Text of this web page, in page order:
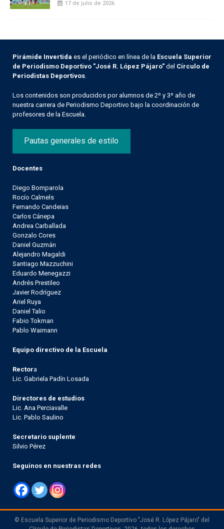
17 de julio de 2026
Pirámide Invertida es el periódico en línea de la Escuela Superior
de Periodismo Deportivo "José R. López Pájaro" del Círculo de
Periodistas Deportivos
Los contenidos son producidos por alumnos de 2º y 3º año de
nuestra carrera de Periodismo Deportivo bajo la coordinación de
profesores de la Escuela.
Pautas generales de estilo
Docentes
Diego Bomparola
Rocío Calmels
Fernando Candeias
Carlos Cánepa
Andrea Carballada
Gonzalo Cores
Daniel Guzmán
Alejandro Magaldi
Santiago Mazzuchini
Eduardo Menegazzi
Andrés Prestileo
Javier Rodríguez
Ariel Ruya
Daniel Talio
Fabio Tokman
Pablo Waimann
Equipo directivo de la Escuela
Rectora
Lic. Gabriela Padín Losada
Directores de estudios
Lic. Ana Perciavalle
Lic. Pablo Saulino
Secretario suplente
Silvio Pérez
Seguinos en nuestras redes
© Escuela Superior de Periodismo Deportivo "José R. López Pájaro" del